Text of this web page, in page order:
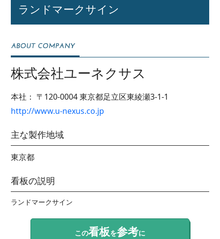
ランドマークサイン
株式会社ユーネクサス
本社： 〒120-0004東京都足立区東綾瀬3-1-1
http://www.u-nexus.co.jp
主な製作地域
東京都
看板の説明
ランドマークサイン
この看板を参考に